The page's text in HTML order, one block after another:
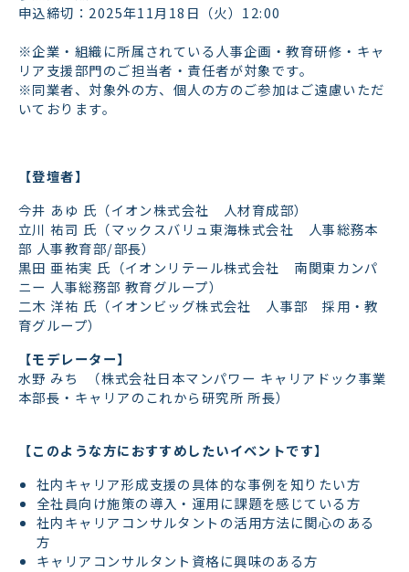
申込締切：2025年11月18日（火）12:00
※企業・組織に所属されている人事企画・教育研修・キャ
リア支援部門のご担当者・責任者が対象です。
※同業者、対象外の方、個人の方のご参加はご遠慮いただ
いております。
【登壇者】
今井 あゆ 氏（イオン株式会社 人材育成部）
立川 祐司 氏（マックスバリュ東海株式会社 人事総務本
部 人事教育部/部長）
黒田 亜祐実 氏（イオンリテール株式会社 南関東カンパ
ニー 人事総務部 教育グループ）
二木 洋祐 氏（イオンビッグ株式会社 人事部 採用・教
育グループ）
【モデレーター】
水野 みち （株式会社日本マンパワー キャリアドック事業
本部長・キャリアのこれから研究所 所長）
【このような方におすすめしたいイベントです】
社内キャリア形成支援の具体的な事例を知りたい方
全社員向け施策の導入・運用に課題を感じている方
社内キャリアコンサルタントの活用方法に関心のある
方
キャリアコンサルタント資格に興味のある方